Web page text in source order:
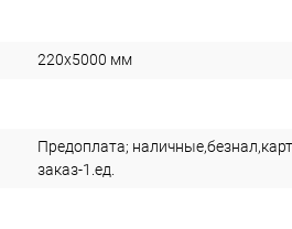
220х5000 мм
Предоплата;
заказ-1.ед.